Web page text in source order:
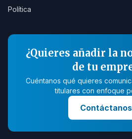
Política
¿Quieres añadir la
de tu
Cuéntanos qué quieres
titulares con enfoque
Contáctanos